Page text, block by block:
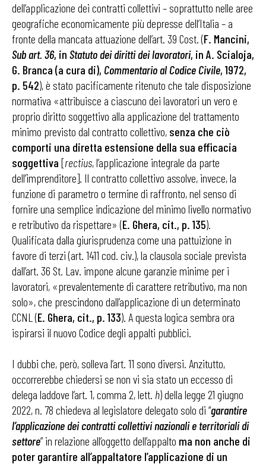
dell’applicazione dei contratti collettivi – soprattutto nelle aree
geografiche economicamente più depresse dell’Italia – a
fronte della mancata attuazione dell’art. 39 Cost. (F. Mancini,
Sub art. 36, in Statuto dei diritti dei lavoratori, in A. Scialoja,
G. Branca (a cura di), Commentario al Codice Civile, 1972,
p. 542), è stato pacificamente ritenuto che tale disposizione
normativa «attribuisce a ciascuno dei lavoratori un vero e
proprio diritto soggettivo alla applicazione del trattamento
minimo previsto dal contratto collettivo, senza che ciò
comporti una diretta estensione della sua efficacia
soggettiva [rectius, l’applicazione integrale da parte
dell’imprenditore]. Il contratto collettivo assolve, invece, la
funzione di parametro o termine di raffronto, nel senso di
fornire una semplice indicazione del minimo livello normativo
e retributivo da rispettare» (E. Ghera, cit., p. 135).
Qualificata dalla giurisprudenza come una pattuizione in
favore di terzi (art. 1411 cod. civ.), la clausola sociale prevista
dall’art. 36 St. Lav. impone alcune garanzie minime per i
lavoratori, «prevalentemente di carattere retributivo, ma non
solo», che prescindono dall’applicazione di un determinato
CCNL (E. Ghera, cit., p. 133). A questa logica sembra ora
ispirarsi il nuovo Codice degli appalti pubblici.
I dubbi che, però, solleva l’art. 11 sono diversi. Anzitutto,
occorrerebbe chiedersi se non vi sia stato un eccesso di
delega laddove l’art. 1, comma 2, lett. h) della legge 21 giugno
2022, n. 78 chiedeva al legislatore delegato solo di “garantire
l’applicazione dei contratti collettivi nazionali e territoriali di
settore” in relazione all’oggetto dell’appalto ma non anche di
poter garantire all’appaltatore l’applicazione di un